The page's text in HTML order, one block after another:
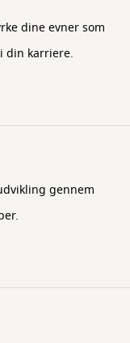
dine evner som
din karriere.
gennem